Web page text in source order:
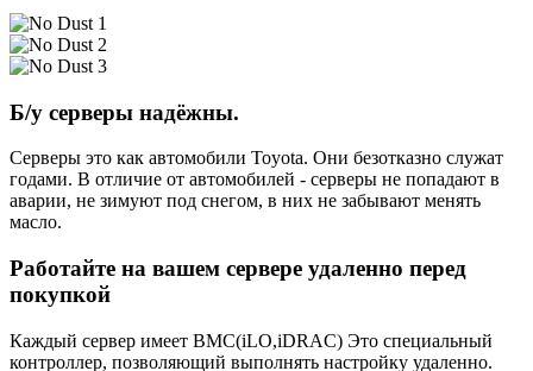
Б/у серверы надёжны.
Серверы это как автомобили Toyota. Они безотказно служат
годами. В отличие от автомобилей - серверы не попадают в
аварии, не зимуют под снегом, в них не забывают менять
масло.
Работайте на вашем сервере удаленно перед
покупкой
Каждый сервер имеет BMC(iLO,iDRAC) Это специальный
контроллер, позволяющий выполнять настройку удаленно.